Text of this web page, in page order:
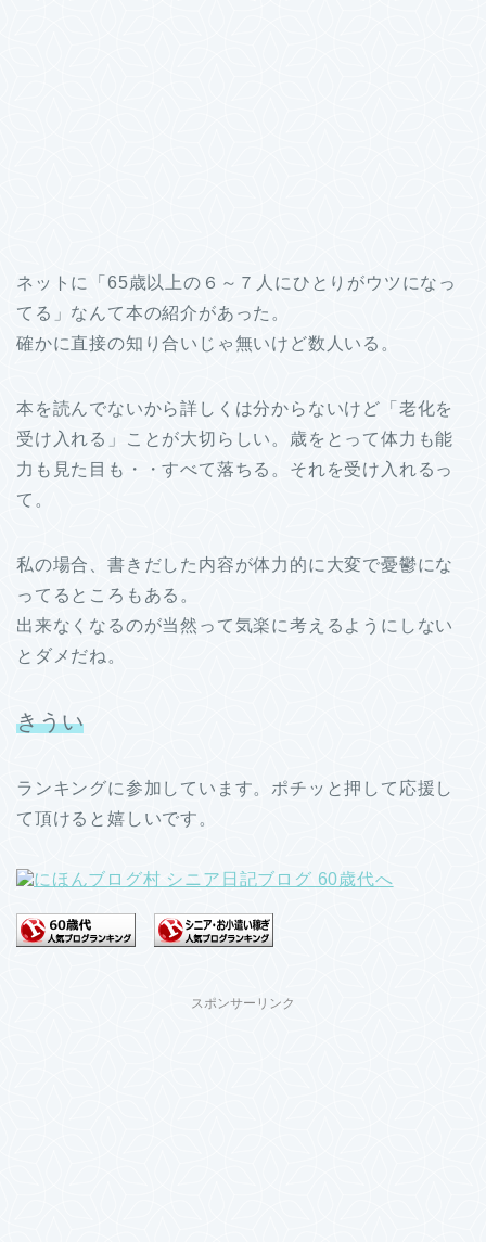
ネットに「65歳以上の６～７人にひとりがウツになっ
てる」なんて本の紹介があった。
確かに直接の知り合いじゃ無いけど数人いる。
本を読んでないから詳しくは分からないけど「老化を
受け入れる」ことが大切らしい。歳をとって体力も能
力も見た目も・・すべて落ちる。それを受け入れるっ
て。
私の場合、書きだした内容が体力的に大変で憂鬱にな
ってるところもある。
出来なくなるのが当然って気楽に考えるようにしない
とダメだね。
きうい
ランキングに参加しています。ポチッと押して応援し
て頂けると嬉しいです。
スポンサーリンク